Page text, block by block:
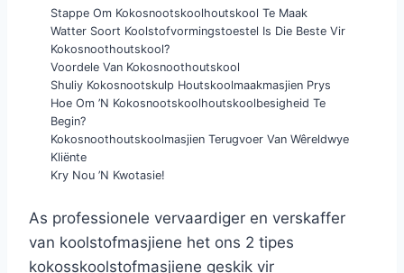
Stappe Om Kokosnootskoolhoutskool Te Maak
Watter Soort Koolstofvormingstoestel Is Die Beste Vir
Kokosnoothoutskool?
Voordele Van Kokosnoothoutskool
Shuliy Kokosnootskulp Houtskoolmaakmasjien Prys
Hoe Om ’n Kokosnootskoolhoutskoolbesigheid Te
Begin?
Kokosnoothoutskoolmasjien Terugvoer Van Wêreldwye
Kliënte
Kry Nou ’n Kwotasie!
As professionele vervaardiger en verskaffer
van koolstofmasjiene het ons 2 tipes
kokosskoolstofmasjiene geskik vir